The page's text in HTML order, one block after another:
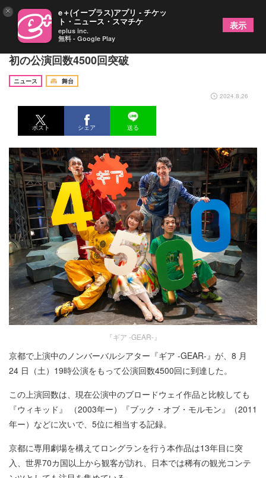
京都発のノンバーバル舞台『ギア-GEAR-』が史上
初の公演回数4500回突破
ニュース
舞台
2024.8.26
ポスト シェア 送る
『ギア -GEAR-』
京都で上演中のノンバーバルシアター『ギア -GEAR-』が、 8 月
24 日（土）19時公演をもって公演回数4500回に到達した。
この上演回数は、現在公演中のブロードウェイ作品と比較しても
『ウィキッド』 （2003年ー）『ブック・オブ・モルモン』（2011
年ー）などに次いで、5位に相当する記録。
京都に専用劇場を構えてロングランを行う本作品は13年目に突
入、世界70カ国以上から観客が訪れ、日本では稀有の観光コンテ
× e＋(イープラス)アプリ - チケッ
ト・ニュース・スマチケ
eplus inc.
無料 - Google Play
表示